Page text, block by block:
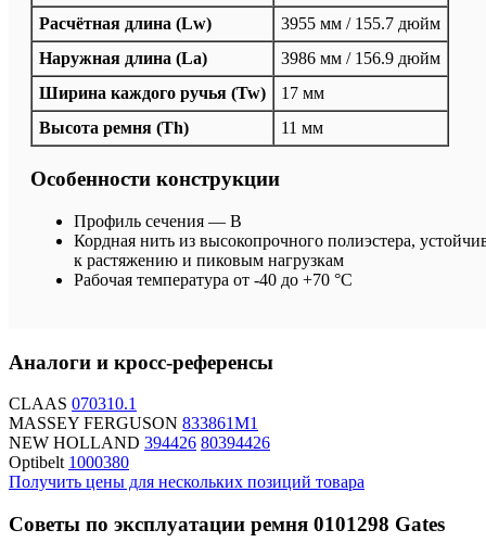
Расчётная длина (Lw)
3955 мм / 155.7 дюйм
Наружная длина (La)
3986 мм / 156.9 дюйм
Ширина каждого ручья (Tw)
17 мм
Высота ремня (Th)
11 мм
Особенности конструкции
Профиль сечения — B
Кордная нить из высокопрочного полиэстера,
к растяжению и пиковым нагрузкам
Рабочая температура от -40 до +70 °C
Аналоги и кросс-референсы
CLAAS 070310.1
MASSEY FERGUSON 833861M1
NEW HOLLAND 394426 80394426
Optibelt 1000380
Получить цены для нескольких позиций товара
Советы по эксплуатации ремня 0101298 Gates